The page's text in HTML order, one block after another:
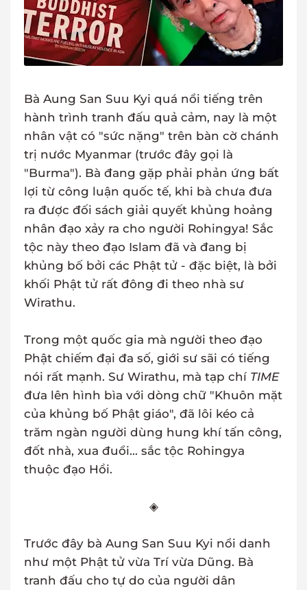
Bà Aung San Suu Kyi quá nổi tiếng trên
hành trình tranh đấu quả cảm, nay là một
nhân vật có "sức nặng" trên bàn cờ chánh
trị nước Myanmar (trước đây gọi là
"Burma"). Bà đang gặp phải phản ứng bất
lợi từ công luận quốc tế, khi bà chưa đưa
ra được đối sách giải quyết khủng hoảng
nhân đạo xảy ra cho người Rohingya! Sắc
tộc này theo đạo Islam đã và đang bị
khủng bố bởi các Phật tử - đặc biệt, là bởi
khối Phật tử rất đông đi theo nhà sư
Wirathu.
Trong một quốc gia mà người theo đạo
Phật chiếm đại đa số, giới sư sãi có tiếng
nói rất mạnh. Sư Wirathu, mà tạp chí TIME
đưa lên hình bìa với dòng chữ "Khuôn mặt
của khủng bố Phật giáo", đã lôi kéo cả
trăm ngàn người dùng hung khí tấn công,
đốt nhà, xua đuổi... sắc tộc Rohingya
thuộc đạo Hồi.
◈
Trước đây bà Aung San Suu Kyi nổi danh
như một Phật tử vừa Trí vừa Dũng. Bà
tranh đấu cho tự do của người dân